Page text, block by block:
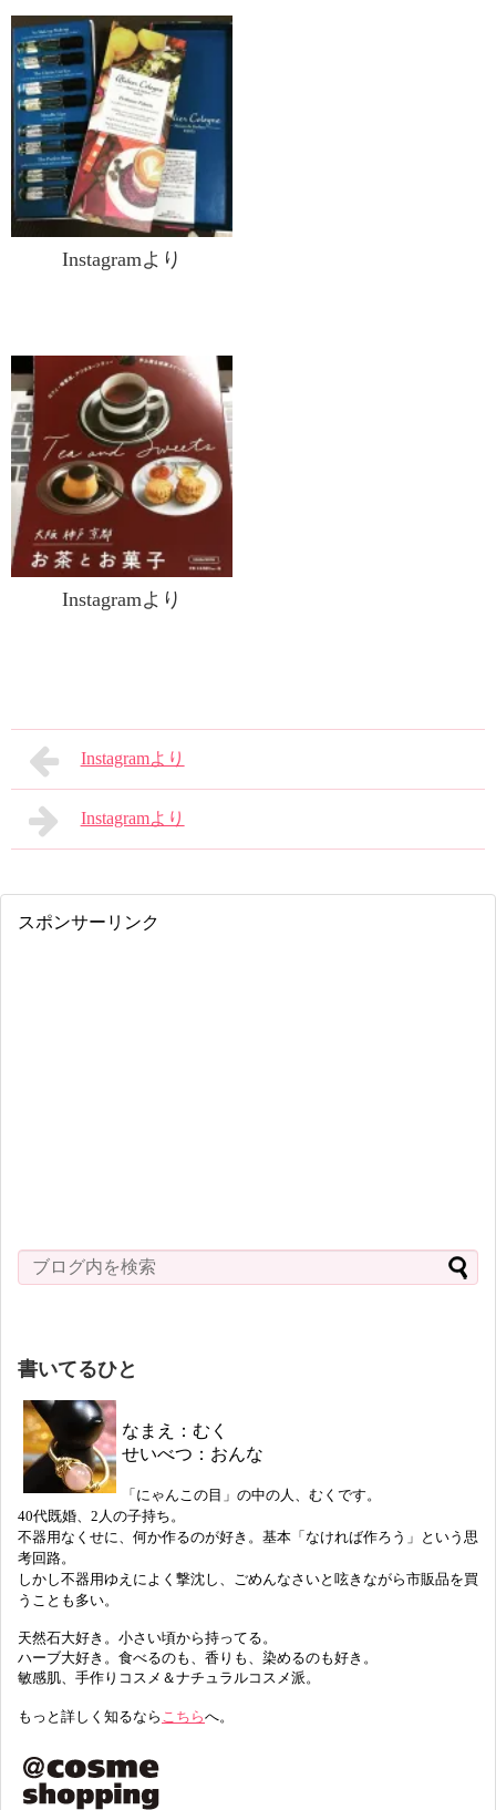
Instagramより
Instagramより
Instagramより
Instagramより
スポンサーリンク
書いてるひと
なまえ：むく
せいべつ：おんな
「にゃんこの目」の中の人、むくです。
40代既婚、2人の子持ち。
不器用なくせに、何か作るのが好き。基本「なければ作ろう」という思
考回路。
しかし不器用ゆえによく撃沈し、ごめんなさいと呟きながら市販品を買
うことも多い。
天然石大好き。小さい頃から持ってる。
ハーブ大好き。食べるのも、香りも、染めるのも好き。
敏感肌、手作りコスメ＆ナチュラルコスメ派。
もっと詳しく知るなら こちらへ。